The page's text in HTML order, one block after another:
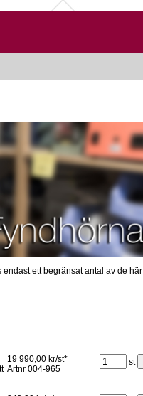
ett begränsat antal av de här
19 990,00 kr/st*
Artnr 004-965
st